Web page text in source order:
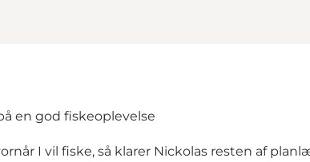
en god fiskeoplevelse
I vil fiske, så klarer Nickolas resten af